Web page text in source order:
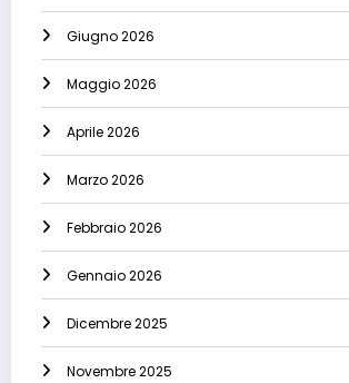
Giugno 2026
Maggio 2026
Aprile 2026
Marzo 2026
Febbraio 2026
Gennaio 2026
Dicembre 2025
Novembre 2025